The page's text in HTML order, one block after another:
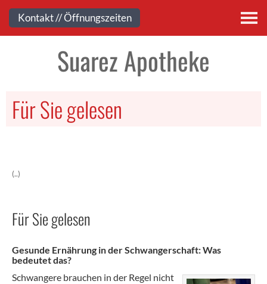
Kontakt
Suarez Apotheke
Für Sie gelesen
(..)
Für Sie gelesen
Gesunde Ernährung in der Schwangerschaft: Was
bedeutet das?
Schwangere brauchen in der Regel nicht
Kontakt // Öffnungszeiten